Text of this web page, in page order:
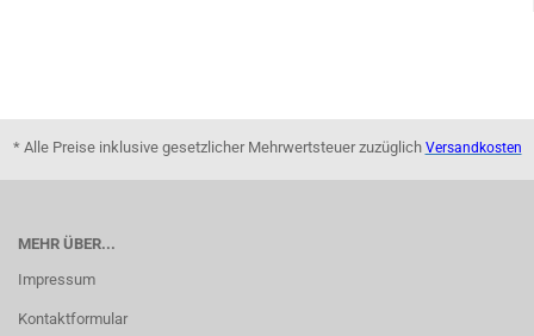
* Alle Preise inklusive gesetzlicher Mehrwertsteuer zuzüglich Versandkosten
MEHR ÜBER...
Impressum
Kontaktformular